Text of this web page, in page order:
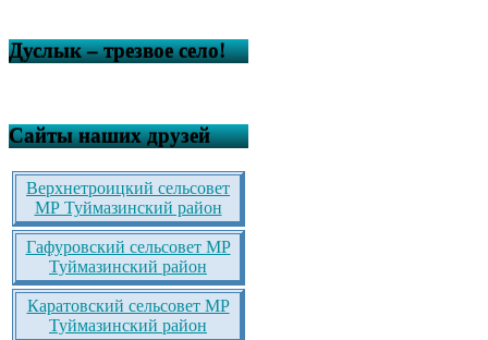
Дуслык – трезвое село!
Сайты наших друзей
Верхнетроицкий сельсовет
МР Туймазинский район
Гафуровский сельсовет МР
Туймазинский район
Каратовский сельсовет МР
Туймазинский район